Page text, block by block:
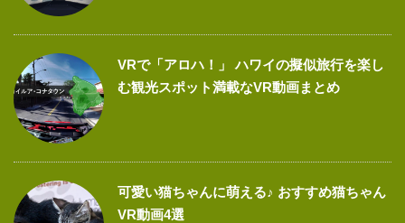
VRで「アロハ！」 ハワイの擬似旅行を楽し
む観光スポット満載なVR動画まとめ
可愛い猫ちゃんに萌える♪ おすすめ猫ちゃん
VR動画4選